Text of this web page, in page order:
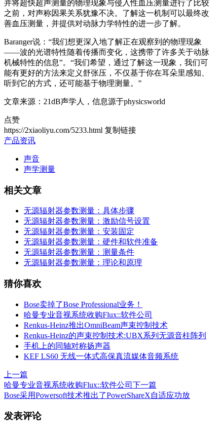
并将超快超声测量的物理现象与侵入性血压测量进行了比较
之前，对声称因果关系犹豫不决。了解这一机制可以最终改
善血压测量，并提供对动脉力学特性的进一步了解。
Baranger说：“我们想更深入地了解正在观察到的物理现象
——波的光谱特性随着传播而变化，这携带了许多关于动脉
机械特性的信息”。“我们希望，通过了解这一现象，我们可
能有更好的方法来定义舒张压，不仅基于你在耳朵里感知、
听到它的方式，还可能基于物理测量。”
文章来源：21dB声学人，信息源于physicsworld
点赞
https://2xiaoliyu.com/5233.html 复制链接
产品资讯
声音
声学测量
相关文章
无源辐射器参数测量：具体步骤
无源辐射器参数测量：激励信号设置
无源辐射器参数测量：安装固定
无源辐射器参数测量：硬件和软件准备
无源辐射器参数测量：测量条件
无源辐射器参数测量：理论和原理
猜你喜欢
Bose卖掉了Bose Professional业务！
哈曼专业音视系统收购Flux::软件公司
Renkus-Heinz推出OmniBeam声束控制技术
Renkus-Heinz的声束控制技术:UBX系列无源音柱阵列
手机上的同轴对称扬声器
KEF LS60 无线一体式高保真流媒体音频系统
上一篇
哈曼专业音视系统收购Flux::软件公司 下一篇
Bose采用Powersoft技术推出了PowerShareX自适应功放
发表评论